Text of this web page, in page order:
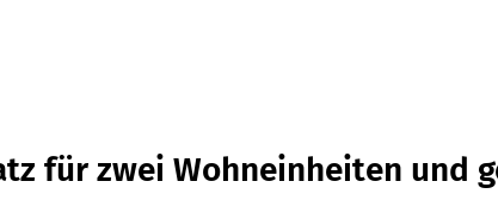
für zwei Wohneinheiten und